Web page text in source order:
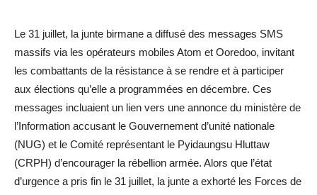
Le 31 juillet, la junte birmane a diffusé des messages SMS
massifs via les opérateurs mobiles Atom et Ooredoo, invitant
les combattants de la résistance à se rendre et à participer
aux élections qu’elle a programmées en décembre. Ces
messages incluaient un lien vers une annonce du ministère de
l’Information accusant le Gouvernement d’unité nationale
(NUG) et le Comité représentant le Pyidaungsu Hluttaw
(CRPH) d’encourager la rébellion armée. Alors que l’état
d’urgence a pris fin le 31 juillet, la junte a exhorté les Forces de